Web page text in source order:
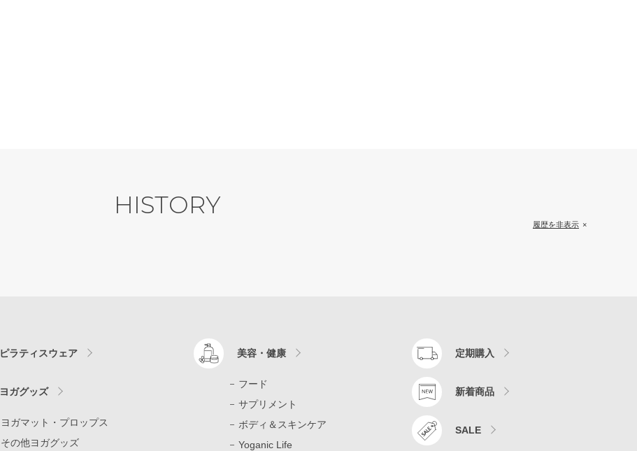
HISTORY
履歴を非表示
ピラティスウェア
ヨガグッズ
ヨガマット・プロップス
その他ヨガグッズ
美容・健康
フード
サプリメント
ボディ＆スキンケア
Yoganic Life
定期購入
新着商品
SALE